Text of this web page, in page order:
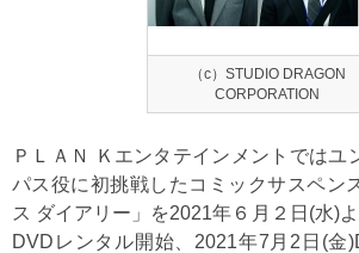
（c）STUDIO DRAGON
CORPORATION
ＰＬＡＮ Ｋエンタテインメントではユ
パス役に初挑戦したコミックサスペン
ス ダイアリー」を2021年６月２日(水)
DVDレンタル開始、2021年7月2日(金